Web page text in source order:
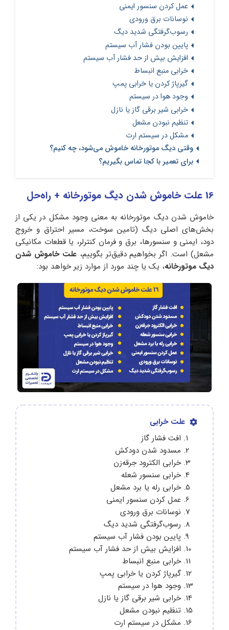
عمل کردن سنسور ایمنی
نوسانات برق ورودی
رسوب‌گرفتگی شدید دیگ
پایین بودن فشار آب سیستم
افزایش بیش از حد فشار آب سیستم
خرابی منبع انبساط
گیرپاژ کردن یا خرابی پمپ
وجود هوا در سیستم
خرابی شیر برقی گاز یا نازل
تنظیم نبودن مشعل
مشکل در سیستم ارت
وقتی دیگ موتورخانه خاموش می‌شود، چه کنیم؟
برای تعمیر با کجا تماس بگیریم؟
16 علت خاموش شدن دیگ موتورخانه + راه‌حل
خاموش شدن دیگ موتورخانه به معنی وجود مشکل در یکی از
بخش‌های اصلی دیگ (تامین سوخت، مسیر احتراق و خروج
دود، ایمنی و سنسورها، برق و فرمان کنترلر، یا قطعات مکانیکی
مشعل) است. اگر بخواهیم دقیق‌تر بگوییم،علت خاموش شدن
دیگ موتورخانه، یک یا چند مورد از موارد زیر خواهد بود:
علت خرابی
افت فشار گاز
مسدود شدن دودکش
خرابی الکترود جرقه‌زن
خرابی سنسور شعله
خرابی رله یا برد مشعل
عمل کردن سنسور ایمنی
نوسانات برق ورودی
رسوب‌گرفتگی شدید دیگ
پایین بودن فشار آب سیستم
افزایش بیش از حد فشار آب سیستم
خرابی منبع انبساط
گیرپاژ کردن یا خرابی پمپ
وجود هوا در سیستم
خرابی شیر برقی گاز یا نازل
تنظیم نبودن مشعل
مشکل در سیستم ارت